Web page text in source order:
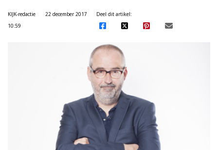
KIJK-redactie
22 december 2017
10:59
Deel dit artikel: